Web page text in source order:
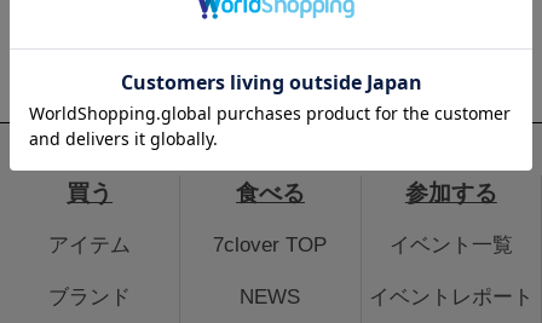
こちらは個人様向けのページとなります。法人のお客様のログイ
法人のお客さまはこちら
買う
アイテム
ブランド
食べる
7clover TOP
NEWS
参加する
イベント一覧
イベントレポート